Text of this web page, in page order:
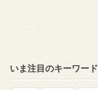
いま注目のキーワード